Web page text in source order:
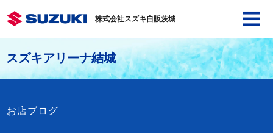
株式会社スズキ自販茨城
スズキアリーナ結城
お店ブログ